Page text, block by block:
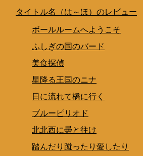
タイトル名（は～ほ）のレビュー
ボールルームへようこそ
ふしぎの国のバード
美食探偵
星降る王国のニナ
日に流れて橋に行く
ブルーピリオド
北北西に曇と往け
踏んだり蹴ったり愛したり